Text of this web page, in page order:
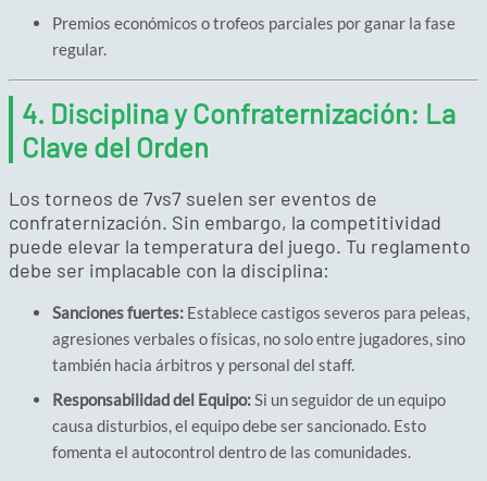
Premios económicos o trofeos parciales por ganar la fase
regular.
4. Disciplina y Confraternización: La
Clave del Orden
Los torneos de 7vs7 suelen ser eventos de
confraternización. Sin embargo, la competitividad
puede elevar la temperatura del juego. Tu reglamento
debe ser implacable con la disciplina:
Sanciones fuertes: Establece castigos severos para peleas,
agresiones verbales o físicas, no solo entre jugadores, sino
también hacia árbitros y personal del staff.
Responsabilidad del Equipo:Si un seguidor de un equipo
causa disturbios, el equipo debe ser sancionado. Esto
fomenta el autocontrol dentro de las comunidades.